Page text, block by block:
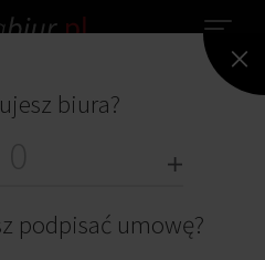
NIE ZNALEZIONO ŻADNEGO BIURA.
biura?
podpisać umowę?